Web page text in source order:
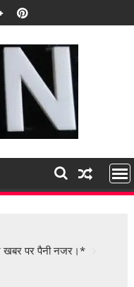
खबर पर पैनी नजर।*